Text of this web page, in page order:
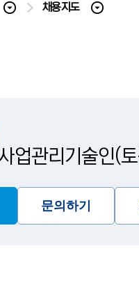
채용지도
업관리기술인(
문의하기